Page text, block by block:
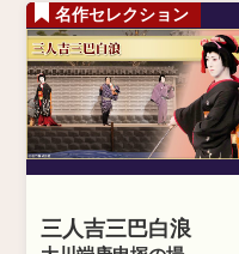
名作セレクション
三人吉三巴白浪